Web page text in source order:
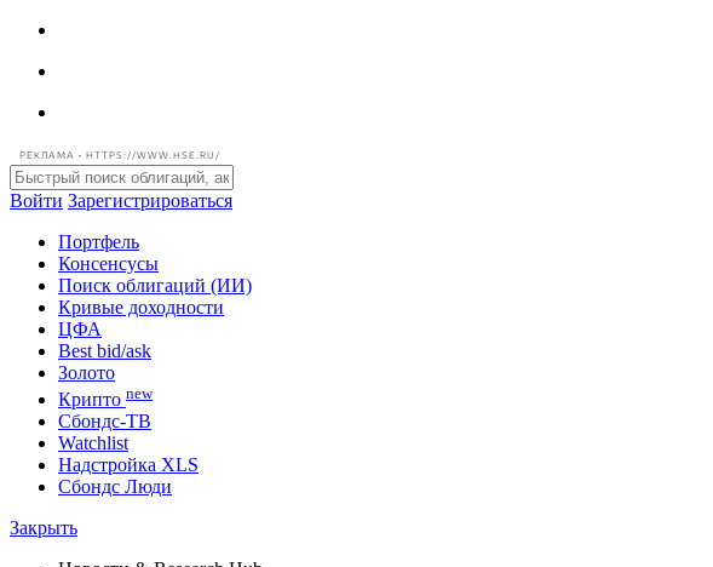
РЕКЛАМА • HTTPS://WWW.HSE.RU/
Войти Зарегистрироваться
Портфель
Консенсусы
Поиск облигаций (ИИ)
Кривые доходности
ЦФА
Best bid/ask
Золото
Криптоnew
Сбондс-ТВ
Надстройка XLS
Сбондс Люди